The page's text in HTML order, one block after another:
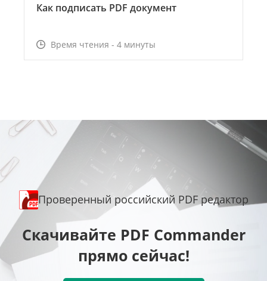
Как подписать PDF документ
Время чтения - 4 минуты
Проверенный российский PDF редактор
Скачивайте PDF Commander
прямо сейчас!